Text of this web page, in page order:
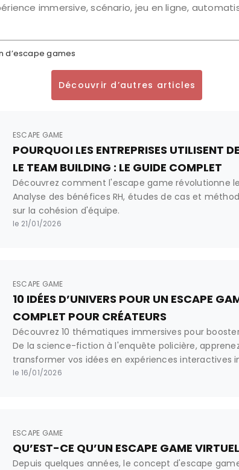
immersive, scénario, jeu en ligne,
d’escape games
Découvrir d’autres articles
ESCAPE GAME
POURQUOI LES ENTREPRISES UTILISENT
LE TEAM BUILDING : LE GUIDE COMPLET
Découvrez comment l'escape game révolutionne
Analyse des bénéfices RH, études de cas et
sur la cohésion d'équipe.
le 21/01/2026
ESCAPE GAME
10 IDÉES D’UNIVERS POUR UN ESCAPE
COMPLET POUR CRÉATEURS
Découvrez 10 thématiques immersives pour
De la science-fiction à l'enquête policière,
transformer vos idées en expériences interactives
le 16/01/2026
ESCAPE GAME
QU’EST-CE QU’UN ESCAPE GAME
Depuis quelques années, le concept d'escape